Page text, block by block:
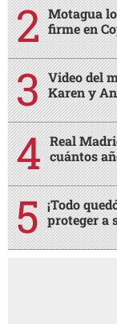
Motagua
firme en
Video del
Karen y
Real
cuántos
¡Todo
proteger a